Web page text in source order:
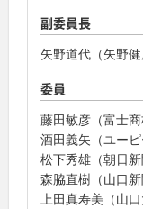
副委員長
矢野道代（矢野健
委員
藤田敏彦（富士商
酒田義矢（ユーピ
松下秀雄（朝日新
森脇直樹（山口新
上田真寿美（山